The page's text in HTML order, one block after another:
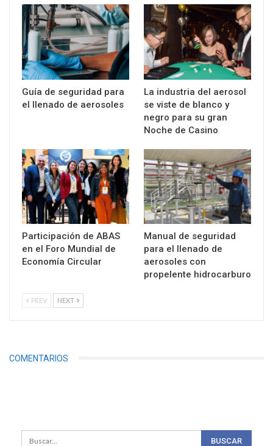
Guía de seguridad para
el llenado de aerosoles
La industria del aerosol
se viste de blanco y
negro para su gran
Noche de Casino
Participación de ABAS
en el Foro Mundial de
Economía Circular
Manual de seguridad
para el llenado de
aerosoles con
propelente hidrocarburo
PREV NEXT
COMENTARIOS